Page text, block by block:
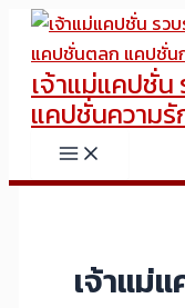
Skip
content
เจ้าแม่แคปชั่น
แคปชั่นความ
เจ้าแม่